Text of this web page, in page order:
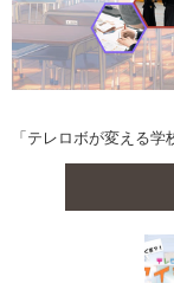
「テレロボが変える